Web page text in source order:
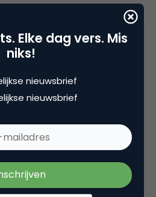
Elke dag vers. Mis
niks!
nieuwsbrief
nieuwsbrief